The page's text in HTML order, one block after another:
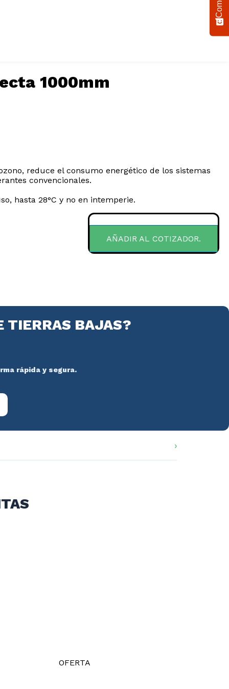
1000mm
reduce el consumo energético de los sistemas
convencionales.
hasta 28°C y no en intemperie.
AÑADIR AL COTIZADOR.
TIERRAS BAJAS?
rápida y segura.
OFERTA